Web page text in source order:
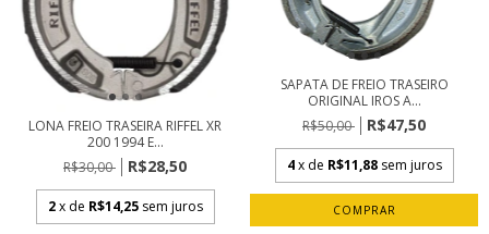
LONA FREIO TRASEIRA RIFFEL XR
200 1994 E...
R$30,00
R$28,50
2 x de R$14,25 sem juros
SAPATA DE FREIO TRASEIRO
ORIGINAL IROS A...
R$50,00
R$47,50
4 x de R$11,88 sem juros